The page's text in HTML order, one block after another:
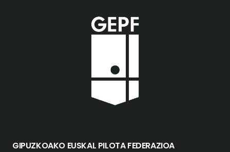
GIPUZKOAKO EUSKAL PILOTA FEDERAZIOA